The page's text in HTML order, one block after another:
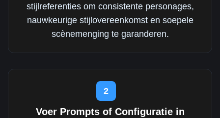
stijlreferenties om consistente personages,
nauwkeurige stijlovereenkomst en soepele
scènemenging te garanderen.
2
Voer Prompts of Configuratie in